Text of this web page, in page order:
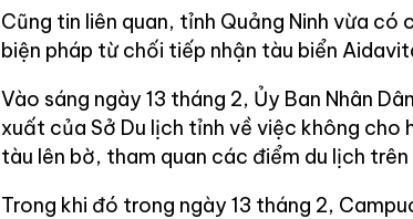
Cũng tin liên quan, tỉnh Quảng Ninh vừa
biện pháp từ chối tiếp nhận tàu biển
Vào sáng ngày 13 tháng 2, Ủy Ban Nhân
xuất của Sở Du lịch tỉnh về việc không cho
tàu lên bờ, tham quan các điểm du lịch
Trong khi đó trong ngày 13 tháng 2,